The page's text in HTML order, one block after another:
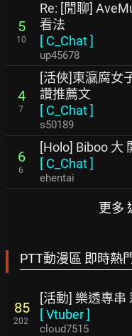
5
10
Re: [閒聊]
看法
[ C_Chat]
up45678
4
7
[活俠]東瀛腐女
讚推薦文
[ C_Chat]
s50189
6
6
[Holo] Biboo 大
[ C_Chat]
ehentai
更多
PTT動漫區 即時熱
85
202
[活動] 樂透專串
[Vtuber]
cloud7515